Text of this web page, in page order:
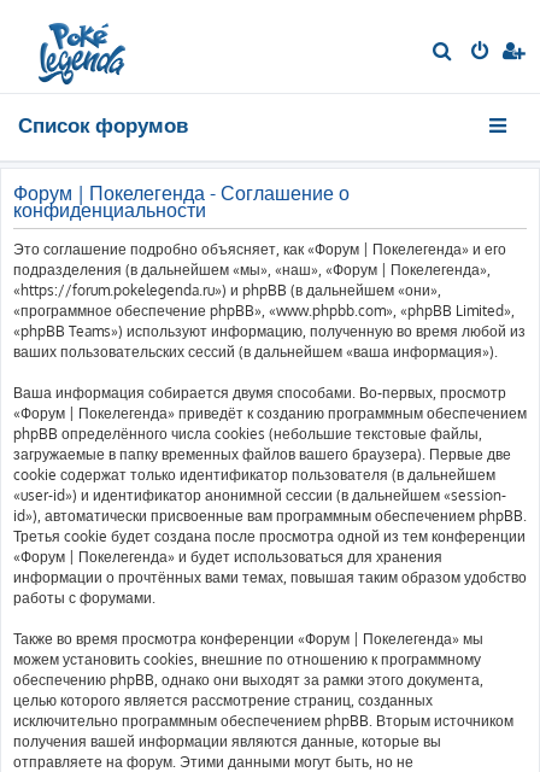
к
Список форумов
Форум | Покелегенда - Соглашение о
конфиденциальности
Это соглашение подробно объясняет, как «Форум | Покелегенда» и его
подразделения (в дальнейшем «мы», «наш», «Форум | Покелегенда»,
«https://forum.pokelegenda.ru») и phpBB (в дальнейшем «они»,
«программное обеспечение phpBB», «www.phpbb.com», «phpBB Limited»,
«phpBB Teams») используют информацию, полученную во время любой из
ваших пользовательских сессий (в дальнейшем «ваша информация»).
Ваша информация собирается двумя способами. Во-первых, просмотр
«Форум | Покелегенда» приведёт к созданию программным обеспечением
phpBB определённого числа cookies (небольшие текстовые файлы,
загружаемые в папку временных файлов вашего браузера). Первые две
cookie содержат только идентификатор пользователя (в дальнейшем
«user-id») и идентификатор анонимной сессии (в дальнейшем «session-
id»), автоматически присвоенные вам программным обеспечением phpBB.
Третья cookie будет создана после просмотра одной из тем конференции
«Форум | Покелегенда» и будет использоваться для хранения
информации о прочтённых вами темах, повышая таким образом удобство
работы с форумами.
Также во время просмотра конференции «Форум | Покелегенда» мы
можем установить cookies, внешние по отношению к программному
обеспечению phpBB, однако они выходят за рамки этого документа,
целью которого является рассмотрение страниц, созданных
исключительно программным обеспечением phpBB. Вторым источником
получения вашей информации являются данные, которые вы
отправляете на форум. Этими данными могут быть, но не